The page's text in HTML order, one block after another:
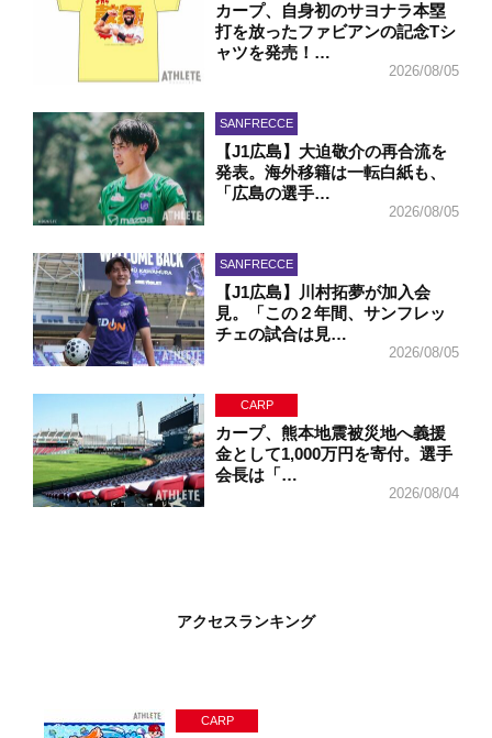
カープ、自身初のサヨナラ本塁
打を放ったファビアンの記念Tシ
ャツを発売！…
2026/08/05
SANFRECCE
【J1広島】大迫敬介の再合流を
発表。海外移籍は一転白紙も、
「広島の選手…
2026/08/05
SANFRECCE
【J1広島】川村拓夢が加入会
見。「この２年間、サンフレッ
チェの試合は見…
2026/08/05
CARP
カープ、熊本地震被災地へ義援
金として1,000万円を寄付。選手
会長は「…
2026/08/04
アクセスランキング
CARP